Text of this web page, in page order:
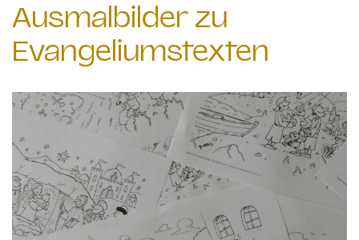
Ausmalbilder zu
Evangeliumstexten